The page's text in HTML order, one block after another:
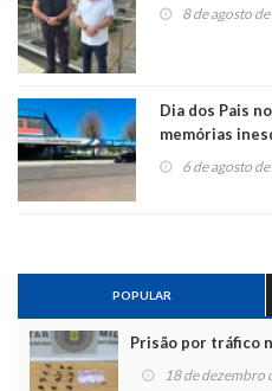
8 de agosto
Dia dos Pais
memórias
6 de agosto
POPULAR
Prisão por tráfico
18 de dezembro